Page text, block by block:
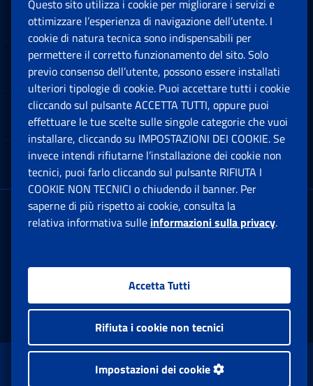
Sedi e Contatti
Software
Note Legali
App mobile
Sede Legale : Via Ciro il Grande, 21
00144 Roma
Facebook: Apre una nuova finestra
Twitter: Apre una nuova finestra
Whatsapp: Apre una nuova
Youtube: Apre una
Instagram:
www.inps.gov.it © 1997-2026
Questo sito utilizza i cookie per migliorare i servizi e
ottimizzare l’esperienza di navigazione dell’utente. I
cookie di natura tecnica sono indispensabili per
permettere il corretto funzionamento del sito. Solo
previo consenso dell’utente, possono essere installati
ulteriori tipologie di cookie. Puoi accettare tutti i cookie
cliccando sul pulsante ACCETTA TUTTI, oppure puoi
effettuare le tue scelte sulle singole categorie che vuoi
installare, cliccando su IMPOSTAZIONI DEI COOKIE. Se
invece intendi rifiutarne l’installazione dei cookie non
tecnici, puoi farlo cliccando sul pulsante RIFIUTA I
COOKIE NON TECNICI o chiudendo il banner. Per
saperne di più rispetto ai cookie, consulta la
relativa informativa sulle informazioni sulla privacy.
Accetta Tutti
Rifiuta i cookie non tecnici
Impostazioni dei cookie